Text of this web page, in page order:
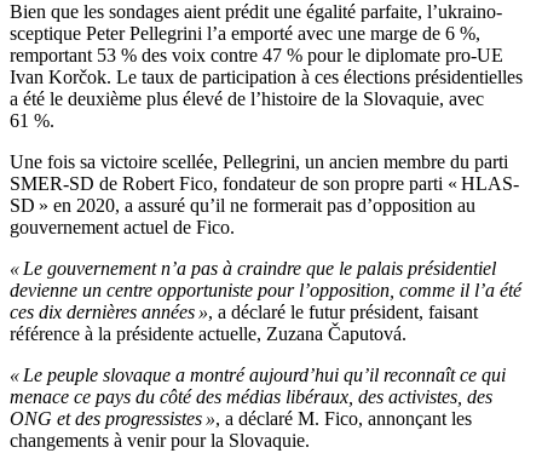
Bien que les sondages aient prédit une égalité parfaite, l’ukraino-
sceptique Peter Pellegrini l’a emporté avec une marge de 6 %,
remportant 53 % des voix contre 47 % pour le diplomate pro-UE
Ivan Korčok. Le taux de participation à ces élections présidentielles
a été le deuxième plus élevé de l’histoire de la Slovaquie, avec
61 %.
Une fois sa victoire scellée, Pellegrini, un ancien membre du parti
SMER-SD de Robert Fico, fondateur de son propre parti « HLAS-
SD » en 2020, a assuré qu’il ne formerait pas d’opposition au
gouvernement actuel de Fico.
« Le gouvernement n’a pas à craindre que le palais présidentiel
devienne un centre opportuniste pour l’opposition, comme il l’a été
ces dix dernières années », a déclaré le futur président, faisant
référence à la présidente actuelle, Zuzana Čaputová.
« Le peuple slovaque a montré aujourd’hui qu’il reconnaît ce qui
menace ce pays du côté des médias libéraux, des activistes, des
ONG et des progressistes », a déclaré M. Fico, annonçant les
changements à venir pour la Slovaquie.